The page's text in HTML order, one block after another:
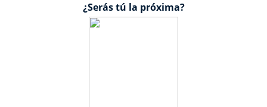
¿Serás tú la próxima?